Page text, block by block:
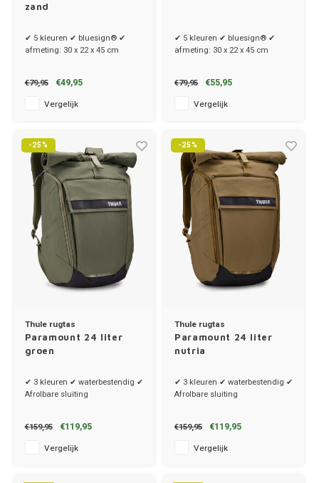
zand
✔ 5 kleuren ✔ bluesign® ✔
afmeting: 30 x 22 x 45 cm
€79,95 €49,95
Vergelijk
✔ 5 kleuren ✔ bluesign® ✔
afmeting: 30 x 22 x 45 cm
€79,95 €55,95
Vergelijk
-25%
Thule rugtas
Paramount 24 liter
groen
✔ 3 kleuren ✔ waterbestendig ✔
Afrolbare sluiting
€159,95 €119,95
Vergelijk
-25%
Thule rugtas
Paramount 24 liter
nutria
✔ 3 kleuren ✔ waterbestendig ✔
Afrolbare sluiting
€159,95 €119,95
Vergelijk